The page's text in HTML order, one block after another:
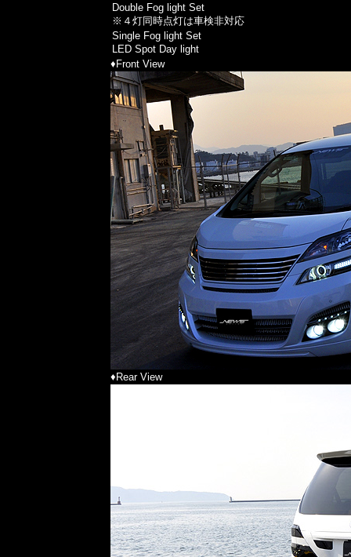
Double Fog light Set
※４灯同時点灯は車検非対応
Single Fog light Set
LED Spot Day light
♦Front View
♦Rear View